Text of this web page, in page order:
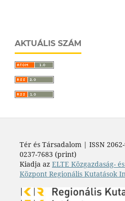
AKTUÁLIS SZÁM
Tér és Társadalom | ISSN
0237-7683 (print)
Kiadja az ELTE Közgazdaság-
Központ Regionális Kutatások